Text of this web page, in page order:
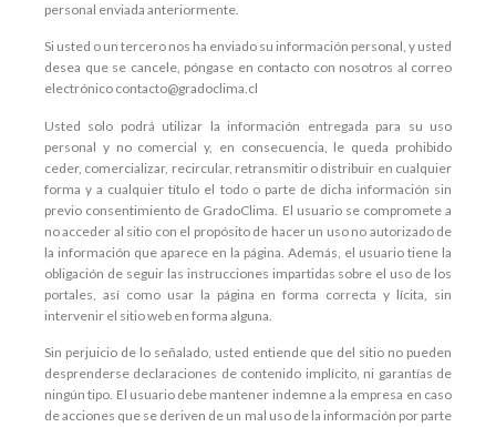
personal enviada anteriormente.
Si usted o un tercero nos ha enviado su información personal, y usted
desea que se cancele, póngase en contacto con nosotros al correo
electrónico contacto@gradoclima.cl
Usted solo podrá utilizar la información entregada para su uso
personal y no comercial y, en consecuencia, le queda prohibido
ceder, comercializar, recircular, retransmitir o distribuir en cualquier
forma y a cualquier título el todo o parte de dicha información sin
previo consentimiento de GradoClima. El usuario se compromete a
no acceder al sitio con el propósito de hacer un uso no autorizado de
la información que aparece en la página. Además, el usuario tiene la
obligación de seguir las instrucciones impartidas sobre el uso de los
portales, así como usar la página en forma correcta y lícita, sin
intervenir el sitio web en forma alguna.
Sin perjuicio de lo señalado, usted entiende que del sitio no pueden
desprenderse declaraciones de contenido implícito, ni garantías de
ningún tipo. El usuario debe mantener indemne a la empresa en caso
de acciones que se deriven de un mal uso de la información por parte